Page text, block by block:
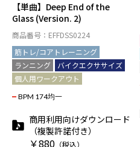
【単曲】Deep End of the
Glass (Version. 2)
商品番号：EFFDSS0224
筋トレ/コアトレーニング
ランニング
バイクエクササイズ
個人用ワークアウト
BPM 174均一
商用利用向けダウンロード
（複製許諾付き）
￥880 （税込）